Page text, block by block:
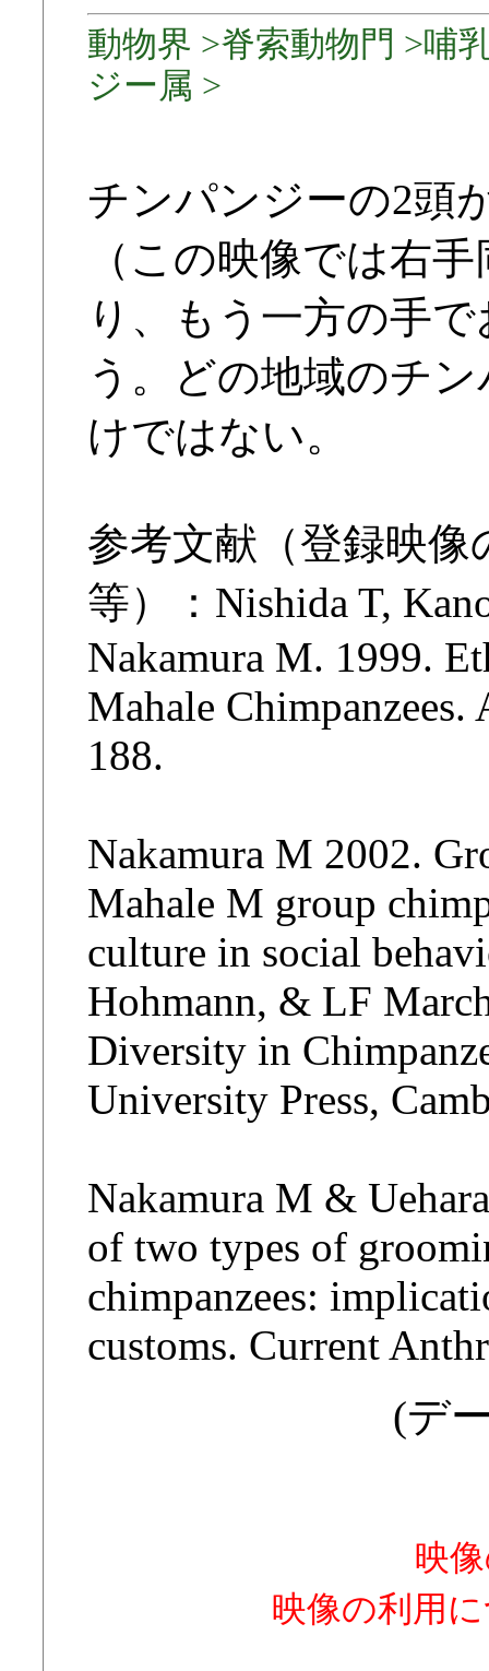
動物界 >脊索動物門 >哺
ジー属 >
チンパンジーの2頭
（この映像では右
り、もう一方の手
う。どの地域のチ
けではない。
参考文献（登録映
等）：Nishida T,
Nakamura M. 1999.
Mahale
188.
Nakamura M 2002.
Mahale M group
culture in social
Hohmann, & LF
Diversity in
University Press,
Nakamura M &
of two types of
chimpanzees:
customs. Current
(デ
映
映像の利用